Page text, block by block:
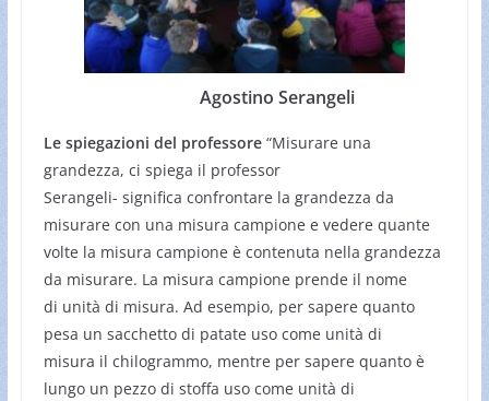
Agostino Serangeli
Le spiegazioni del professore“Misurare una
grandezza, ci spiega il professor
Serangeli- significa confrontare la grandezza da
misurare con una misura campione e vedere quante
volte la misura campione è contenuta nella grandezza
da misurare. La misura campione prende il nome
di unità di misura. Ad esempio, per sapere quanto
pesa un sacchetto di patate uso come unità di
misura il chilogrammo, mentre per sapere quanto è
lungo un pezzo di stoffa uso come unità di